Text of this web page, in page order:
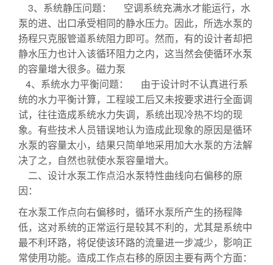
3、系统静压问题： 空调系统充满水才能运行，水
泵的进、出口承受相同的静水压力。因此，所选水泵的
扬程只克服管道系统阻力即可。然而，有的设计者却把
静水压力也计入该循环阻力之内，这当然会使循环水泵
的容量增大很多。磁力泵
4、系统水力平衡问题： 由于设计时不认真进行系
统的水力平衡计算，工程竣工后又未按要求进行全面调
试，往往造成系统水力失调，系统出现冷热不均的现
象。有些技术人员错误地认为造成此现象的原因是循环
水泵的容量太小，结果只简单地采用加大水泵的方法解
决了之，自然也就使水泵容量增大。
二、设计水泵工作点沿水泵特性曲线向右偏移的原
因：
在水泵工作点向右偏移时，循环水泵所产生的扬程降
低，这对系统的正常运行是较其不利的，尤其是系统中
最不利环路，将促使该环路的流量进一步减少，影响正
常使用功能。造成工作点右移的原因主要有两个方面：